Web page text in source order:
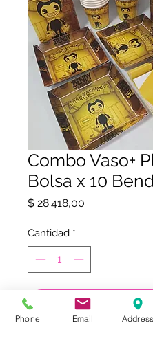
Combo Vaso+
Bolsa x 10
$ 28.418,00
Cantidad *
COMPRAR
Phone Email Address